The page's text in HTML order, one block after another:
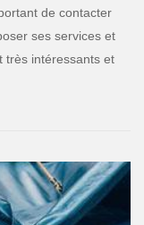
de contacter
ses services et
très intéressants et